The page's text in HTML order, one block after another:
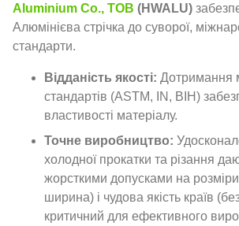
Aluminium Co., ТОВ (HWALU)
Алюмінієва стрічка до суворої,
стандарти.
Відданість якості: Дотримання
стандартів (ASTM, IN, ВІН)
властивості матеріалу.
Точне виробництво:
холодної прокатки та різання
жорсткими допусками на
ширина) і чудова якість країв
критичний для ефективного